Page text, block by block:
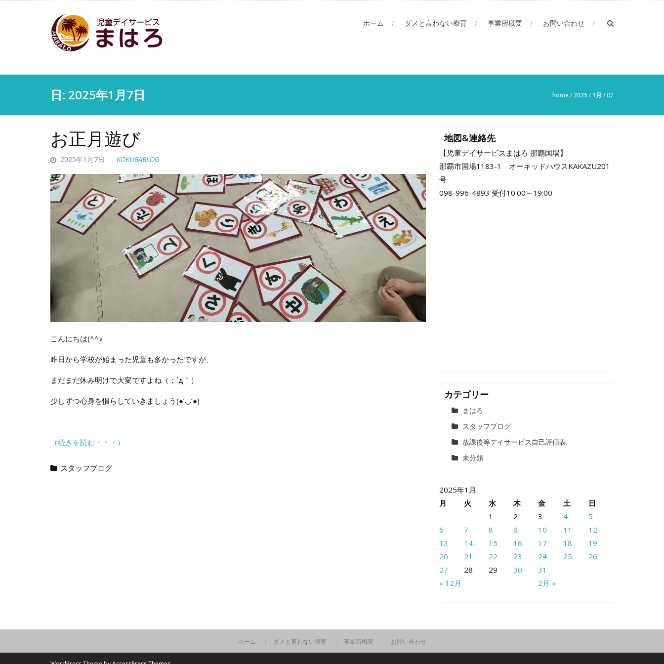
ホーム ダメと言わない療育 事業所概要 お問い合わせ
日: 2025年1月7日 home/ 2025 / 1月 / 07
お正月遊び
2025年1月7日 KOKUBABLOG
こんにちは(^^♪
昨日から学校が始まった児童も多かったですが、
まだまだ休み明けで大変ですよね（；´д｀）ゞ
少しずつ心身を慣らしていきましょう(●’◡’●)
（続きを読む・・・）
スタッフブログ
地図&連絡先
【児童デイサービスまはろ 那覇国場】
那覇市国場1183-1 オーキッドハウスKAKAZU201
号
098-996-4893 受付10:00～19:00
カテゴリー
まはろ
スタッフブログ
放課後等デイサービス自己評価表
未分類
2025年1月
月
火 水 木 金 土 日
« 12月 2月 »
1 2 3 4
5
6
7 8 9 10 11
12
13
14 15 16 17 18
19
20
21 22 23 24 25
26
27
28 29 30 31
ホーム ダメと言わない療育 事業所概要 お問い合わせ